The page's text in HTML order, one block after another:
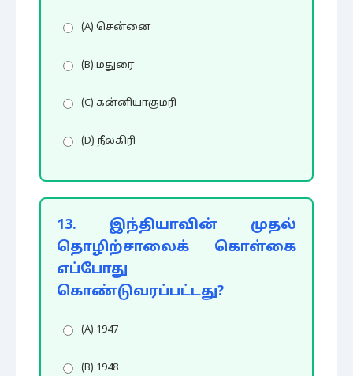
(A) சென்னை
(B) மதுரை
(C) கன்னியாகுமரி
(D) நீலகிரி
13. இந்தியாவின் முதல்
தொழிற்சாலைக் கொள்கை
எப்போது
கொண்டுவரப்பட்டது?
(A) 1947
(B) 1948